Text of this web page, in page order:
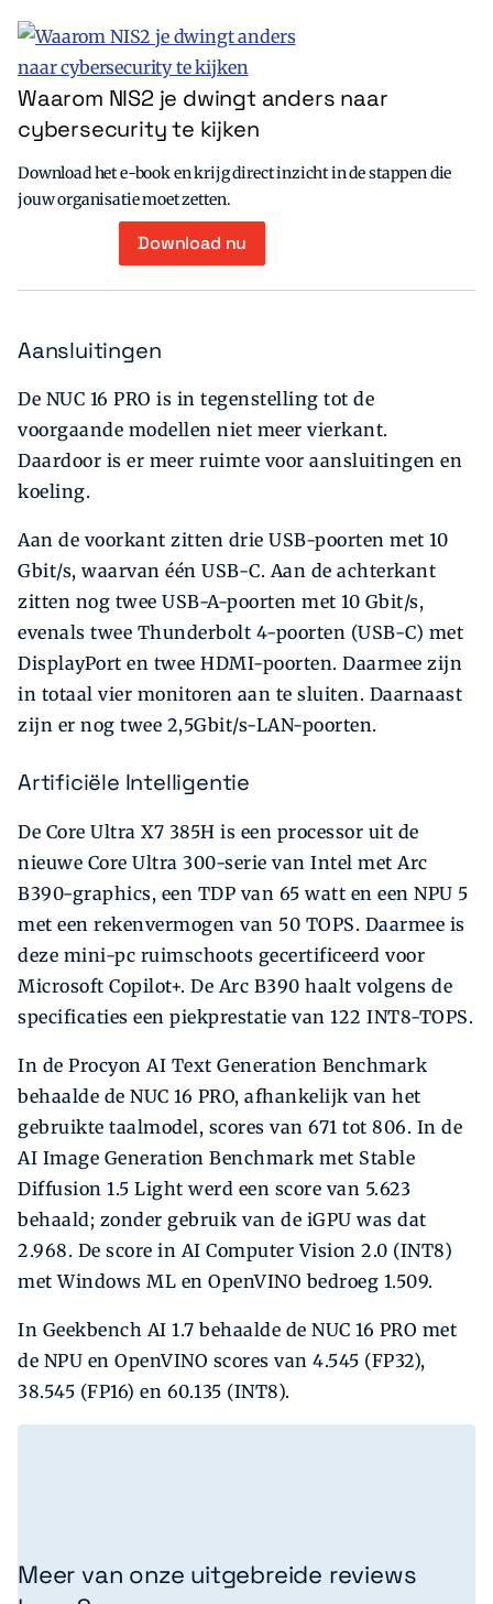
Waarom NIS2 je dwingt anders naar
cybersecurity te kijken
Download het e-book en krijg direct inzicht in de stappen die
jouw organisatie moet zetten.
Download nu
Aansluitingen
De NUC 16 PRO is in tegenstelling tot de
voorgaande modellen niet meer vierkant.
Daardoor is er meer ruimte voor aansluitingen en
koeling.
Aan de voorkant zitten drie USB-poorten met 10
Gbit/s, waarvan één USB-C. Aan de achterkant
zitten nog twee USB-A-poorten met 10 Gbit/s,
evenals twee Thunderbolt 4-poorten (USB-C) met
DisplayPort en twee HDMI-poorten. Daarmee zijn
in totaal vier monitoren aan te sluiten. Daarnaast
zijn er nog twee 2,5Gbit/s-LAN-poorten.
Artificiële Intelligentie
De Core Ultra X7 385H is een processor uit de
nieuwe Core Ultra 300-serie van Intel met Arc
B390-graphics, een TDP van 65 watt en een NPU 5
met een rekenvermogen van 50 TOPS. Daarmee is
deze mini-pc ruimschoots gecertificeerd voor
Microsoft Copilot+. De Arc B390 haalt volgens de
specificaties een piekprestatie van 122 INT8-TOPS.
In de Procyon AI Text Generation Benchmark
behaalde de NUC 16 PRO, afhankelijk van het
gebruikte taalmodel, scores van 671 tot 806. In de
AI Image Generation Benchmark met Stable
Diffusion 1.5 Light werd een score van 5.623
behaald; zonder gebruik van de iGPU was dat
2.968. De score in AI Computer Vision 2.0 (INT8)
met Windows ML en OpenVINO bedroeg 1.509.
In Geekbench AI 1.7 behaalde de NUC 16 PRO met
de NPU en OpenVINO scores van 4.545 (FP32),
38.545 (FP16) en 60.135 (INT8).
Meer van onze uitgebreide reviews